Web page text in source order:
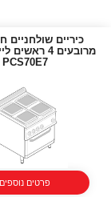
כיריים שולחניים
PCS70E7
פרטים נוספים